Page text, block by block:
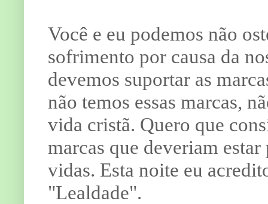
Você e eu podemos não
sofrimento por causa da
devemos suportar as
não temos essas marcas,
vida cristã. Quero que
marcas que deveriam estar
vidas. Esta noite eu
"Lealdade".